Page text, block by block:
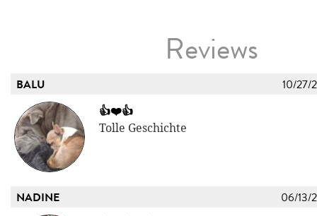
Reviews
BALU 10/27/
👍❤️👍
Tolle Geschichte
NADINE 06/13/